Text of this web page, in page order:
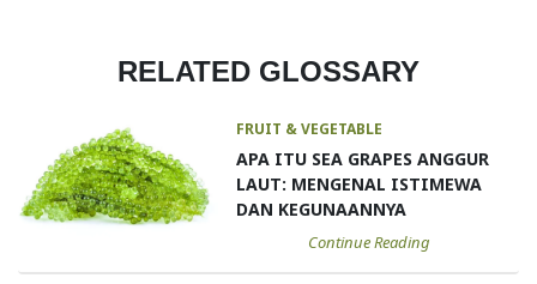
RELATED GLOSSARY
FRUIT & VEGETABLE
APA ITU SEA GRAPES ANGGUR
LAUT: MENGENAL ISTIMEWA
DAN KEGUNAANNYA
Continue Reading